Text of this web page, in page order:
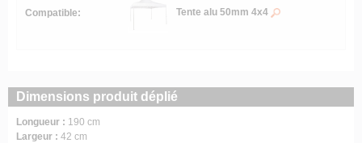
Compatible: Tente alu 50mm 4x4
Dimensions produit déplié
Longueur : 190 cm
Largeur : 42 cm